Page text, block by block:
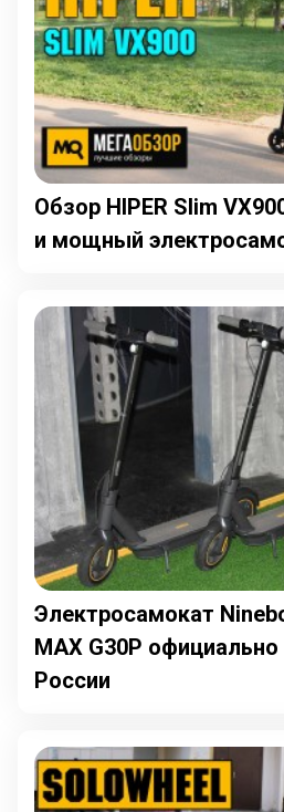
Обзор HIPER Slim
и мощный
Электросамокат
MAX G30P
России